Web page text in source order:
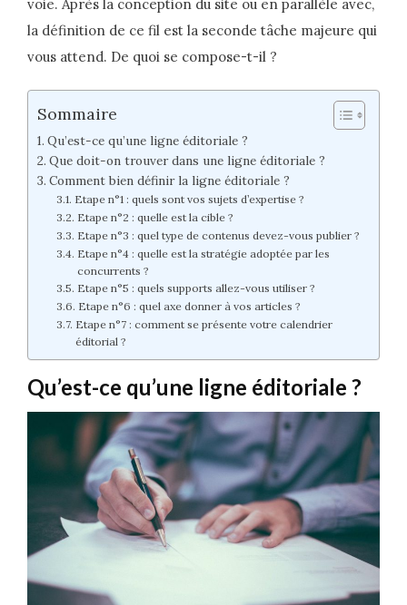
voie. Après la conception du site ou en parallèle avec,
la définition de ce fil est la seconde tâche majeure qui
vous attend. De quoi se compose-t-il ?
Sommaire
Qu’est-ce qu’une ligne éditoriale ?
Que doit-on trouver dans une ligne éditoriale ?
Comment bien définir la ligne éditoriale ?
Etape n°1 : quels sont vos sujets d’expertise ?
Etape n°2 : quelle est la cible ?
Etape n°3 : quel type de contenus devez-vous publier ?
Etape n°4 : quelle est la stratégie adoptée par les
concurrents ?
Etape n°5 : quels supports allez-vous utiliser ?
Etape n°6 : quel axe donner à vos articles ?
Etape n°7 : comment se présente votre calendrier
éditorial ?
Qu’est-ce qu’une ligne éditoriale ?